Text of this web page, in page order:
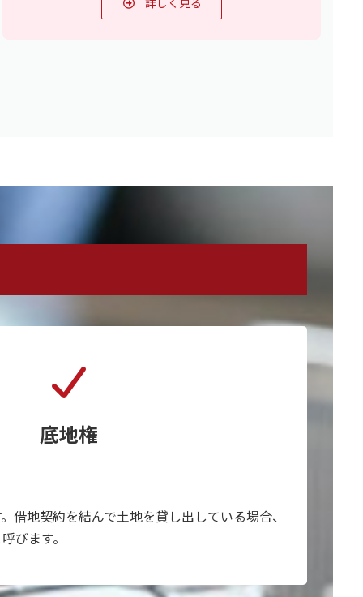
底地権
借地契約を結んで土地を貸し出している場合、
びます。